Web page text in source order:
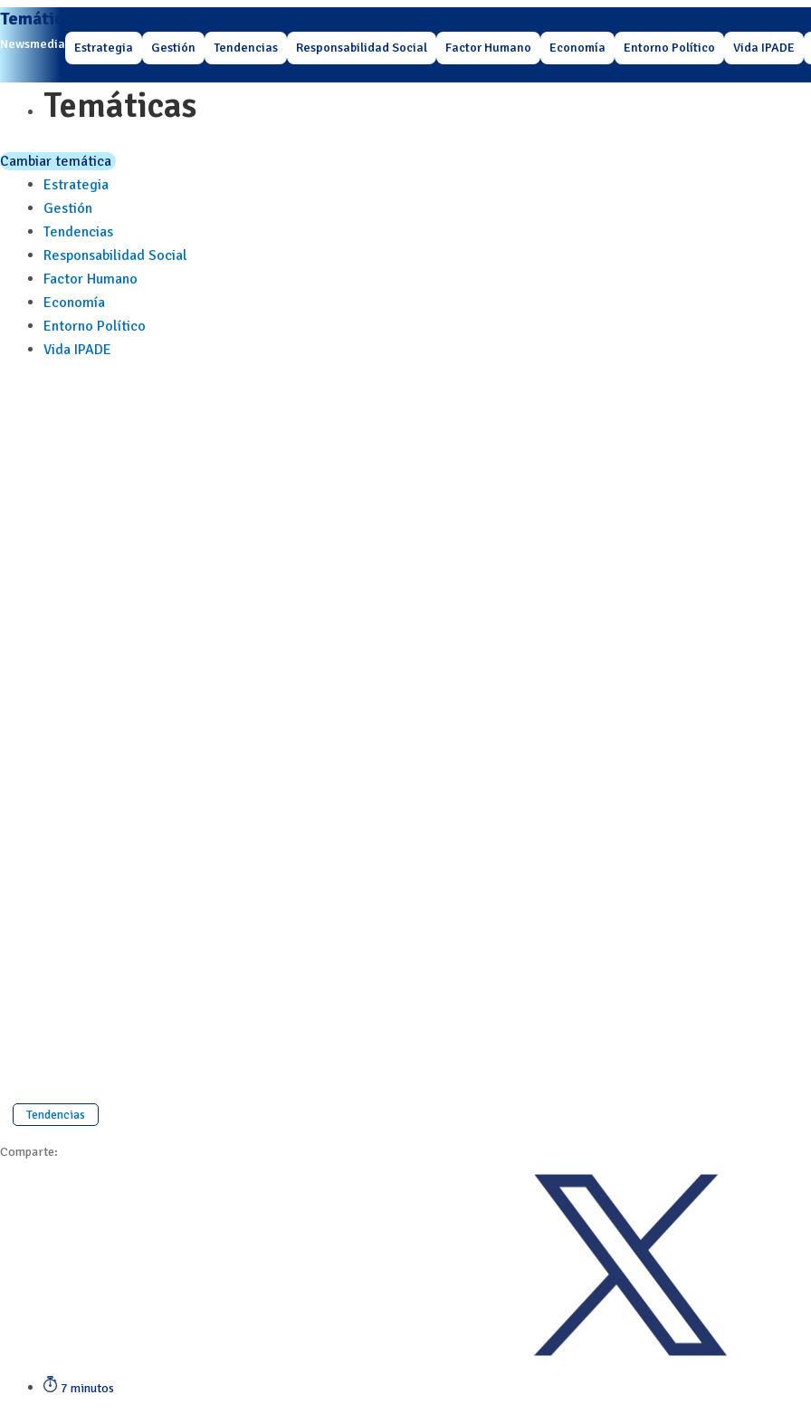
Temáticas
Newsmedia Estrategia Gestión Tendencias Responsabilidad Social Factor Humano Economía Entorno Político Vida IPADE
Temáticas
Cambiar temática
Estrategia
Gestión
Tendencias
Responsabilidad Social
Factor Humano
Economía
Entorno Político
Vida IPADE
Tendencias
Comparte:
7 minutos